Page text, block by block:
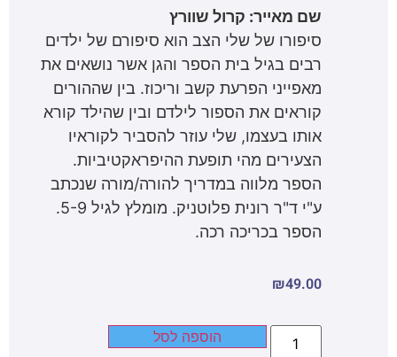
שם מאייר: קרול שוורץ
סיפורו של שלי הצב הוא סיפורם של ילדים
רבים בגיל בית הספר והגן אשר נושאים את
מאפייני הפרעת קשב וריכוז. בין שההורים
קוראים את הספור לילדם ובין שהילד קורא
אותו בעצמו, שלי עוזר להסביר לקוראיו
הצעירים מהי תופעת ההיפראקטיביות.
הספר מלווה במדריך להורה/מורה שנכתב
ע"י ד"ר רונית פלוטניק. מומלץ לגיל 5-9.
הספר בכריכה רכה.
₪49.00
הוספה לסל